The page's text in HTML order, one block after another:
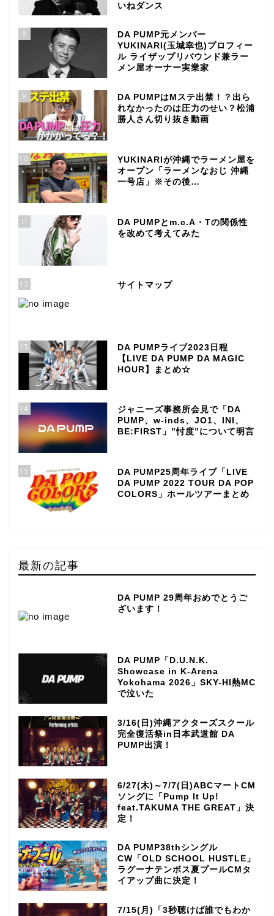
いねダンス
8
DA PUMP元メンバー
YUKINARI(玉城幸也)プロフィー
ル ライザップリバウンド兼ラー
メン屋オーナー実業家
9
DA PUMPはMステ出禁！？出ら
れなかったのは圧力のせい？松浦
勝人さん切り抜き動画
10
YUKINARIが沖縄でラーメン屋を
オープン「ラーメンなおじ 沖縄
一号店」※その後…
11
DA PUMPとm.c.A・Tの関係性
を改めて考えてみた
12 サイトマップ
13
DA PUMPライブ2023日程
【LIVE DA PUMP DA MAGIC
HOUR】まとめ☆
14
ジャニーズ事務所会見で「DA
PUMP、w-inds、JO1、INI、
BE:FIRST」”忖度”について明言
15
DA PUMP25周年ライブ「LIVE
DA PUMP 2022 TOUR DA POP
COLORS」ホールツアーまとめ
最新の記事
DA PUMP 29周年おめでとうご
ざいます！
DA PUMP「D.U.N.K.
Showcase in K-Arena
Yokohama 2026」SKY-HI熱MC
で泣いた
3/16(日)沖縄アクターズスクール
完全復活祭in日本武道館 DA
PUMP出演！
6/27(木)～7/7(日)ABCマートCM
ソングに「Pump It Up!
feat.TAKUMA THE GREAT」決
定！
DA PUMP38thシングル
CW「OLD SCHOOL HUSTLE」
ラグーナテンボス夏プールCMタ
イアップ曲に決定！
7/15(月)「3秒聴けば誰でもわか